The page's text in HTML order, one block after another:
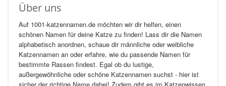
Über uns
Auf 1001-katzennamen.de möchten wir dir helfen, einen
schönen Namen für deine Katze zu finden! Lass dir die Namen
alphabetisch anordnen, schaue dir männliche oder weibliche
Katzennamen an oder erfahre, wie du passende Namen für
bestimmte Rassen findest. Egal ob du lustige,
außergewöhnliche oder schöne Katzennamen suchst - hier ist
sicher der richtige Name dabei! Zudem gibt es im Katzenwissen